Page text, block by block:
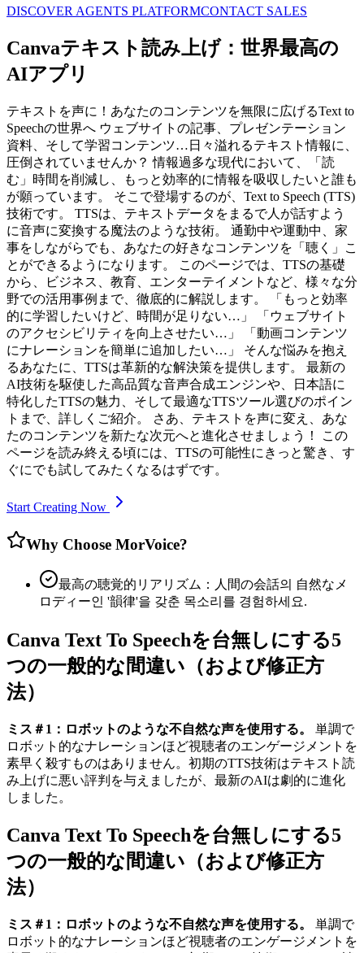
DISCOVER AGENTS PLATFORMCONTACT SALES
Canvaテキスト読み上げ：世界最高の
AIアプリ
テキストを声に！あなたのコンテンツを無限に広げるText to
Speechの世界へ ウェブサイトの記事、プレゼンテーション
資料、そして学習コンテンツ…日々溢れるテキスト情報に、
圧倒されていませんか？ 情報過多な現代において、「読
む」時間を削減し、もっと効率的に情報を吸収したいと誰も
が願っています。 そこで登場するのが、Text to Speech (TTS)
技術です。 TTSは、テキストデータをまるで人が話すよう
に音声に変換する魔法のような技術。 通勤中や運動中、家
事をしながらでも、あなたの好きなコンテンツを「聴く」こ
とができるようになります。 このページでは、TTSの基礎
から、ビジネス、教育、エンターテイメントなど、様々な分
野での活用事例まで、徹底的に解説します。 「もっと効率
的に学習したいけど、時間が足りない…」 「ウェブサイト
のアクセシビリティを向上させたい…」 「動画コンテンツ
にナレーションを簡単に追加したい…」 そんな悩みを抱え
るあなたに、TTSは革新的な解決策を提供します。 最新の
AI技術を駆使した高品質な音声合成エンジンや、日本語に
特化したTTSの魅力、そして最適なTTSツール選びのポイン
トまで、詳しくご紹介。 さあ、テキストを声に変え、あな
たのコンテンツを新たな次元へと進化させましょう！ この
ページを読み終える頃には、TTSの可能性にきっと驚き、す
ぐにでも試してみたくなるはずです。
Start Creating Now
Why Choose MorVoice?
最高の聴覚的リアリズム：人間の会話의 自然なメ
ロディー인 '韻律'을 갖춘 목소리를 경험하세요.
Canva Text To Speechを台無しにする5
つの一般的な間違い（および修正方
法）
ミス＃1：ロボットのような不自然な声を使用する。
単調で
ロボット的なナレーションほど視聴者のエンゲージメントを
素早く殺すものはありません。初期のTTS技術はテキスト読
み上げに悪い評判を与えましたが、最新のAIは劇的に進化
しました。
Canva Text To Speechを台無しにする5
つの一般的な間違い（および修正方
法）
ミス＃1：ロボットのような不自然な声を使用する。
単調で
ロボット的なナレーションほど視聴者のエンゲージメントを